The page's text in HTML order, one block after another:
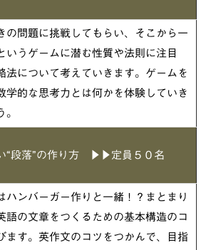
の問題に挑戦してもらい、そこから一
いうゲームに潜む性質や法則に注目
法について考えていきます。ゲームを
学的な思考力とは何かを体験していき
。
“段落”の作り方 ▶▶定員５０名
ハンバーガー作りと一緒！？まとまり
語の文章をつくるための基本構造のコ
ます。英作文のコツをつかんで、目指